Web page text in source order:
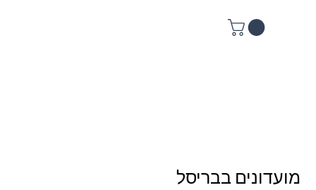
מועדונים בבריסל